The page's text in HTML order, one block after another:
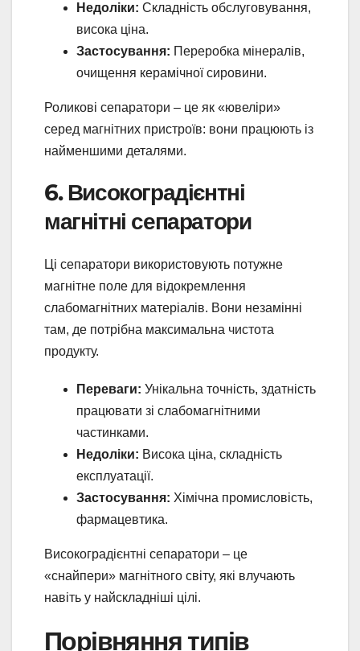
Недоліки: Складність обслуговування,
висока ціна.
Застосування: Переробка мінералів,
очищення керамічної сировини.
Роликові сепаратори – це як «ювеліри»
серед магнітних пристроїв: вони працюють із
найменшими деталями.
6. Високоградієнтні
магнітні сепаратори
Ці сепаратори використовують потужне
магнітне поле для відокремлення
слабомагнітних матеріалів. Вони незамінні
там, де потрібна максимальна чистота
продукту.
Переваги: Унікальна точність, здатність
працювати зі слабомагнітними
частинками.
Недоліки: Висока ціна, складність
експлуатації.
Застосування: Хімічна промисловість,
фармацевтика.
Високоградієнтні сепаратори – це
«снайпери» магнітного світу, які влучають
навіть у найскладніші цілі.
Порівняння типів